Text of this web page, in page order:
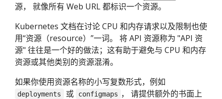
源， 就像所有 Web URL 都标识一个资源。
Kubernetes 文档在讨论 CPU 和内存请求以及限制也使
用“资源（resource）”一词。 将 API 资源称为 "API 资
源" 往往是一个好的做法；这有助于避免与 CPU 和内存
资源或其他类别的资源混淆。
如果你使用资源名称的小写复数形式，例如
deployments 或 configmaps ， 请提供额外的书面上